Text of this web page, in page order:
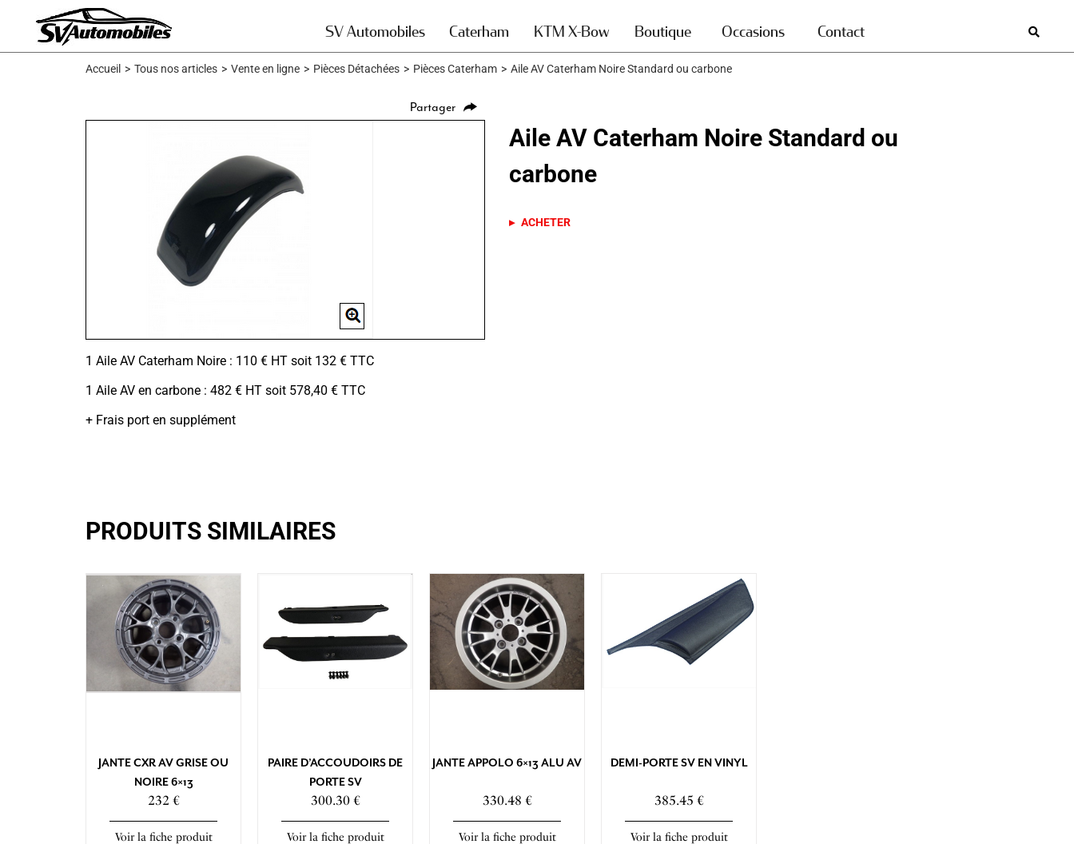
content
SV Automobiles Caterham KTM X-Bow Boutique Occasions Contact
Accueil > Tous nos articles > Vente en ligne > Pièces Détachées > Pièces Caterham > Aile AV Caterham Noire Standard ou carbone
Partager
Aile AV Caterham Noire Standard ou
carbone
ACHETER
1 Aile AV Caterham Noire : 110 € HT soit 132 € TTC
1 Aile AV en carbone : 482 € HT soit 578,40 € TTC
+ Frais port en supplément
PRODUITS SIMILAIRES
JANTE CXR AV GRISE OU
NOIRE 6×13
232 €
Voir la fiche produit
PAIRE D’ACCOUDOIRS DE
PORTE SV
300.30 €
Voir la fiche produit
JANTE APPOLO 6×13 ALU AV
330.48 €
Voir la fiche produit
DEMI-PORTE SV EN VINYL
385.45 €
Voir la fiche produit